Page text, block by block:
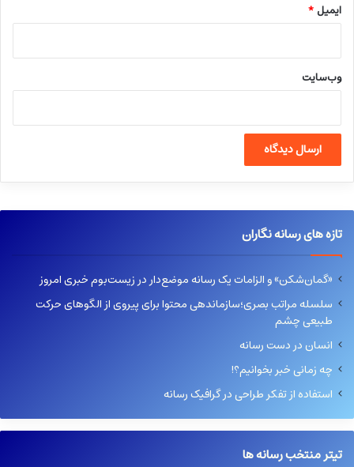
ایمیل*
وب‌سایت
تازه های رسانه نگاران
«گمان‌شکن» و الزامات یک رسانه موضع‌دار در زیست‌بوم خبری امروز
سلسله مراتب بصری؛سازماندهی محتوا برای پیروی از الگوهای حرکت
طبیعی چشم
انسان در دست رسانه
چه زمانی خبر بخوانیم؟!
استفاده از تفکر طراحی در گرافیک رسانه
تیتر منتخب رسانه ها